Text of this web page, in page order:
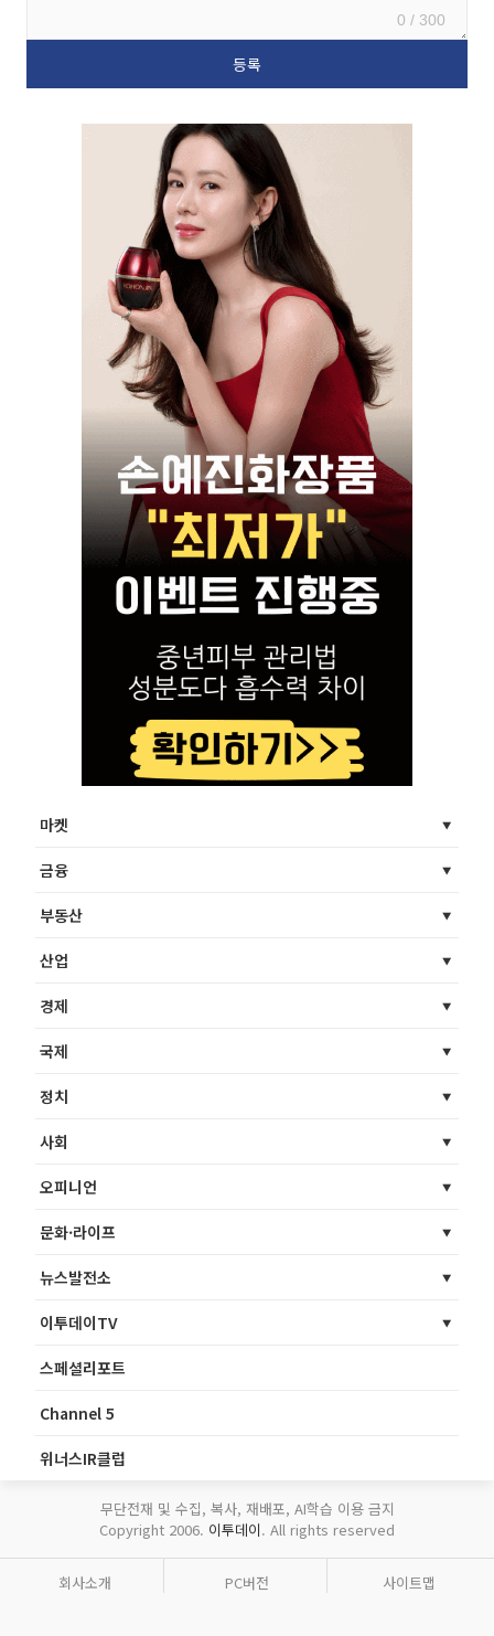
0 / 300
마켓
금융
부동산
산업
경제
국제
정치
사회
오피니언
문화·라이프
뉴스발전소
이투데이TV
스페셜리포트
Channel 5
위너스IR클럽
무단전재 및 수집, 복사, 재배포, AI학습 이용 금지
Copyright 2006. 이투데이. All rights reserved
회사소개 PC버전 사이트맵